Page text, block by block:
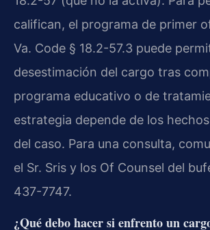
califican, el programa de primer
Va. Code § 18.2-57.3 puede
desestimación del cargo tras
programa educativo o de
estrategia depende de los
del caso. Para una consulta,
el Sr. Sris y los Of Counsel del
437-7747.
¿Qué debo hacer si enfrento un